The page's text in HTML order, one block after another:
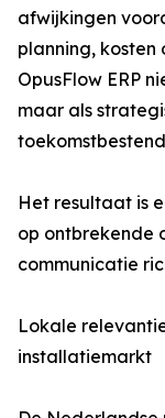
afwijkingen
planning,
OpusFlow ERP
maar als
Het resultaat is
op ontbrekende
communicatie
Lokale
installatiemarkt